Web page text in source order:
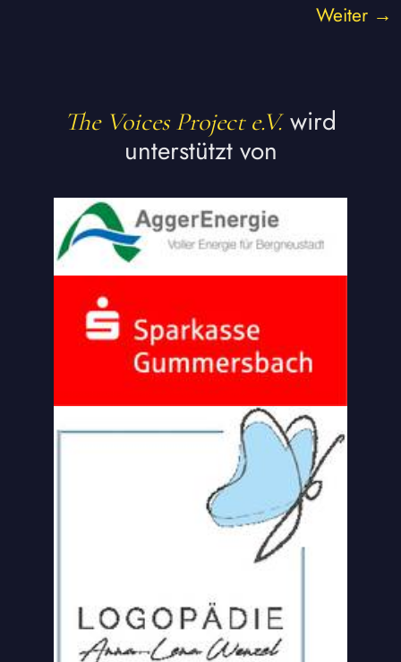
Weiter →
The Voices Project e.V. wird
unterstützt von